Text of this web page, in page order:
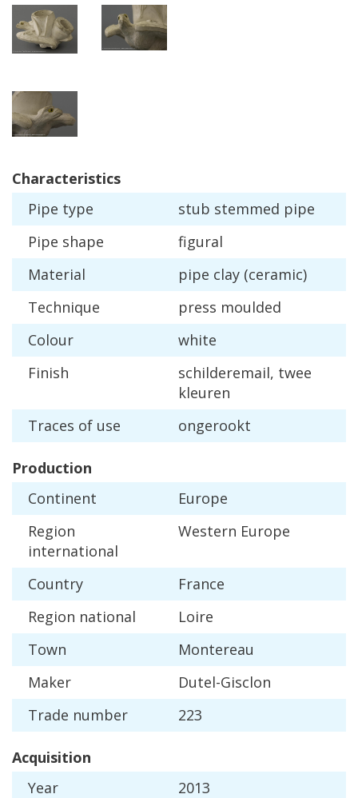
Characteristics
Pipe type stub stemmed pipe
Pipe shape
figural
Material
pipe clay (ceramic)
Technique
press moulded
Colour
white
Finish
schilderemail, twee
kleuren
Traces of use ongerookt
Production
Continent
Europe
Region
international
Western Europe
Country
France
Region national
Loire
Town
Montereau
Maker
Dutel-Gisclon
Trade number 223
Acquisition
Year
2013